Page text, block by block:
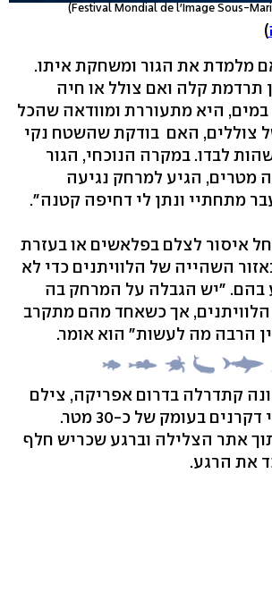
)
מלמדת את הגור ומשחקת איתו.
תרדמת קלה ואם צולל או חיה
היא מתעוררת ומוודאה שהכל
צוללים, האם בודקת שהשטח נקי
לבדו. במקרה הנוכחי, הגור
מטרים, הגיע למרחק נגיעה
מתחתיי ונתן לי דחיפה קטנה".
חל איסור לצלם בפלאשים או בעזרת
השהייה של הלוויתנים כדי לא
בהם. "יש הגבלה על המרחק בה
אך כשאחד מהם מתקרב
הרבה מה לעשות" הוא אומר.
קתדרלה בדרום אפריקה, צילם
קורטלר להקת דגי דקרנים בעומק של כ-30 מטר.
אתר הצלילה וברגע שכריש חלף
את הרגע.